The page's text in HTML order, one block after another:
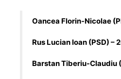
Oancea Florin-Nicolae
Rus Lucian Ioan (PSD) –
Barstan Tiberiu-Claudiu